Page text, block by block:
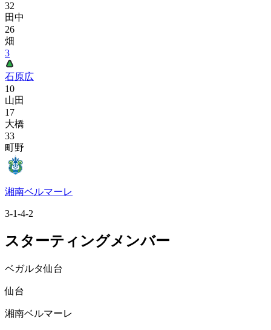
32
田中
26
畑
3
石原広
10
山田
17
大橋
33
町野
湘南ベルマーレ
3-1-4-2
スターティングメンバー
ベガルタ仙台
仙台
湘南ベルマーレ